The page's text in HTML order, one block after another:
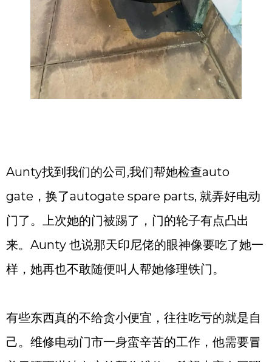
Aunty找到我们的公司,我们帮她检查auto
gate，换了autogate spare parts, 就弄好电动
门了。上次她的门被踢了，门的轮子有点凸出
来。Aunty 也说那天印尼佬的眼神像要吃了她一
样，她再也不敢随便叫人帮她修理铁门。
有些东西真的不给贪小便宜，往往吃亏的就是自
己。维修电动门市一身蛮辛苦的工作，他需要冒